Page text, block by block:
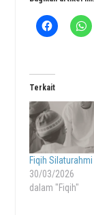
Terkait
Fiqih Silaturahmi
30/03/2026
dalam "Fiqih"